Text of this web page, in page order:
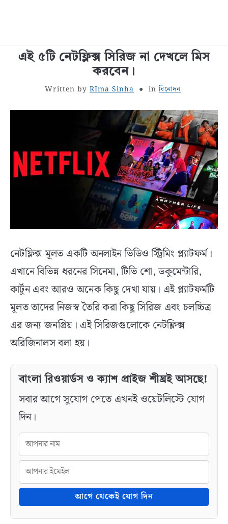
বাংলা জীবনী
শরীর স্বাস্থ্য
বাংলা রচনা
এই ৫টি নেটফ্লিক্স সিরিজ না দেখলে মিস
করবেন।
Written by RIma Sinha inবিনোদন
নেটফ্লিক্স মূলত একটি অনলাইন ভিডিও স্ট্রিমিং প্ল্যাটফর্ম।
এখানে বিভিন্ন ধরনের সিনেমা, টিভি শো, ডকুমেন্টারি,
কার্টুন এবং আরও অনেক কিছু দেখা যায়। এই প্ল্যাটফর্মটি
মূলত তাদের নিজস্ব তৈরি করা কিছু সিরিজ এবং চলচ্চিত্র
এর জন্য জনপ্রিয়। এই সিরিজগুলোকে নেটফ্লিক্স
অরিজিনালস বলা হয়।
বাংলা রিওয়ার্ডস ও ক্যাশ প্রাইজ শীঘ্রই আসছে!
সবার আগে সুযোগ পেতে এখনই ওয়েটলিস্টে যোগ
দিন।
আগে থেকেই যোগ দিন